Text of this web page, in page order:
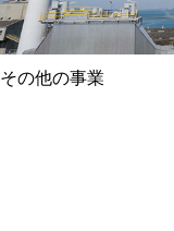
その他の事業